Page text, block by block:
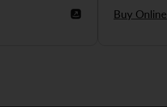
Buy Online